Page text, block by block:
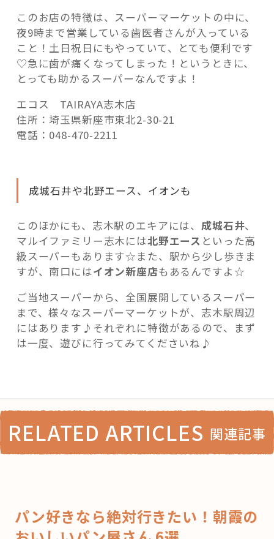
このお店の特徴は、スーパーマーケットの中に、
夜9時まで営業している歯医者さんが入っている
こと！土日祝日にもやっていて、とても便利です
♡急に歯が痛くなってしまった！というときに、
とっても助かるスーパーなんですよ！
エコス TAIRAYA志木店
住所：埼玉県新座市東北2-30-21
電話：048-470-2211
成城石井や北野エース、イオンも
このほかにも、志木駅のエキアには、成城石井、
マルイファミリー志木には北野エース といった高
級スーパーもあります☆また、駅から少し歩きま
すが、南口にはイオン新座店もあるんですよ☆
ご当地スーパーから、全国展開しているスーパー
まで、様々なスーパーマーケットが、志木駅周辺
にはあります♪それぞれに特徴があるので、まず
は一度、遊びに行ってみてくださいね♪
RELATED ARTICLES 関連記事
パン好きなら絶対行きたい！朝霞の